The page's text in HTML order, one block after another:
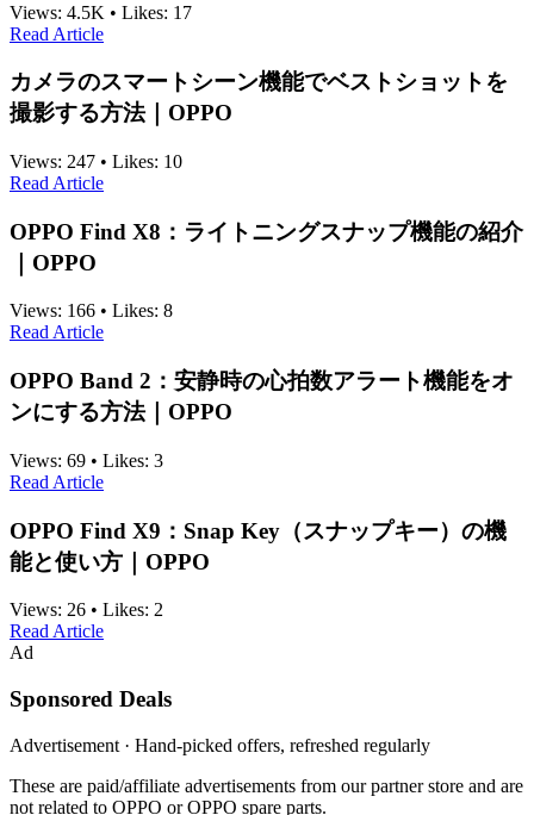
Views: 4.5K • Likes: 17
Read Article
カメラのスマートシーン機能でベストショットを
撮影する方法｜OPPO
Views: 247 • Likes: 10
Read Article
OPPO Find X8：ライトニングスナップ機能の紹介
｜OPPO
Views: 166 • Likes: 8
Read Article
OPPO Band 2：安静時の心拍数アラート機能をオ
ンにする方法｜OPPO
Views: 69 • Likes: 3
Read Article
OPPO Find X9：Snap Key（スナップキー）の機
能と使い方｜OPPO
Views: 26 • Likes: 2
Read Article
Ad
Sponsored Deals
Advertisement · Hand-picked offers, refreshed regularly
These are paid/affiliate advertisements from our partner store and are
not related to OPPO or OPPO spare parts.